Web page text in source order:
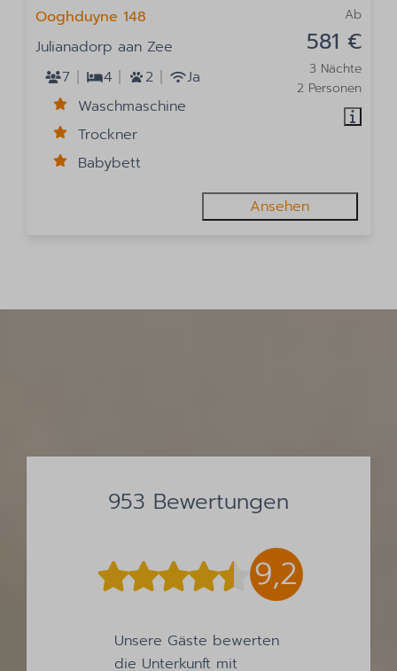
Ab
581 €
3 Nächte
2 Personen
Ooghduyne 148
Julianadorp aan Zee
7
4 2
Ja
Waschmaschine
Trockner
Babybett
Ansehen
953 Bewertungen
9,2
Unsere Gäste bewerten
die Unterkunft mit